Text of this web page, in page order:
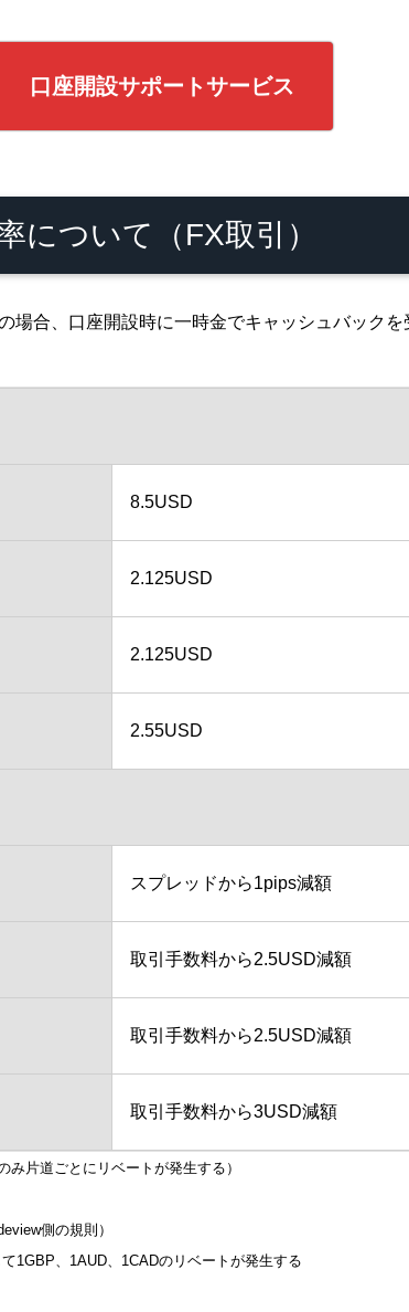
口座開設サポートサービス
について（FX取引）
場合、口座開設時に一時金でキャッシュバック
8.5USD
2.125USD
2.125USD
2.55USD
スプレッドから1pips減額
取引手数料から2.5USD減額
取引手数料から2.5USD減額
取引手数料から3USD減額
片道ごとにリベートが発生する）
側の規則）
1GBP、1AUD、1CADのリベートが発生する